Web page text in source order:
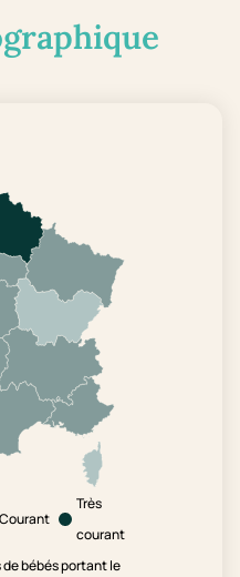
Courant
Très
courant
bébés portant le